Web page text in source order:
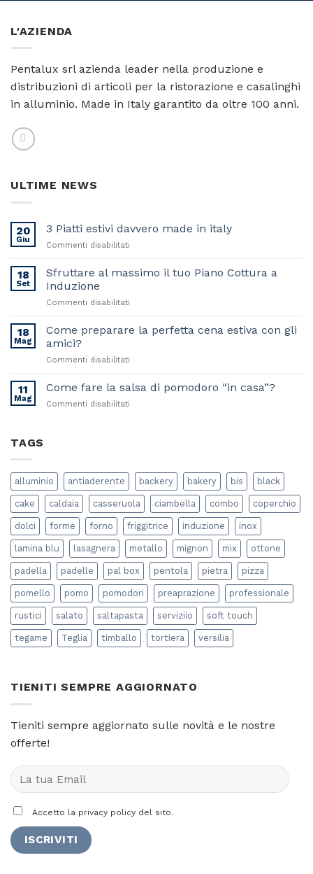
L'AZIENDA
Pentalux srl azienda leader nella produzione e
distribuzioni di articoli per la ristorazione e casalinghi
in alluminio. Made in Italy garantito da oltre 100 anni.
ULTIME NEWS
20
Giu
3 Piatti estivi davvero made in italy
Commenti disabilitati
Piatti
italy
18
Set
Sfruttare al massimo il tuo Piano Cottura a
Induzione
Commenti disabilitati
massimo
Cottura
18
Mag
Come preparare la perfetta cena estiva con gli
amici?
Commenti disabilitati
preparare
11
Mag
Come fare la salsa di pomodoro “in casa”?
Commenti disabilitati
pomodoro
casa”?
TAGS
alluminio antiaderente backery bakery bis black
cake caldaia casseruola ciambella combo coperchio
dolci forme forno friggitrice induzione inox
lamina blu lasagnera metallo mignon mix ottone
padella padelle pal box pentola pietra pizza
pomello pomo pomodori preaprazione professionale
rustici salato saltapasta serviziio soft touch
tegame Teglia timballo tortiera versilia
TIENITI SEMPRE AGGIORNATO
Tieniti sempre aggiornato sulle novità e le nostre
offerte!
Accetto la privacy policy del sito.